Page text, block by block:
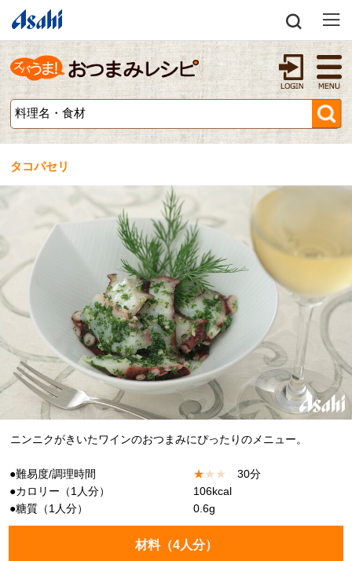
タコパセリ
ニンニクがきいたワインのおつまみにぴったりのメニュー。
●難易度/調理時間 ★★ ★
30分
●カロリー（1人分）
106kcal
●糖質（1人分）
0.6g
材料（4人分）